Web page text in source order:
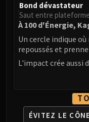
Bond dévastateur
Saut entre
À 100 d'Énergie,
Un cercle indique
repoussés et
L'impact crée aussi
ÉVITEZ LE